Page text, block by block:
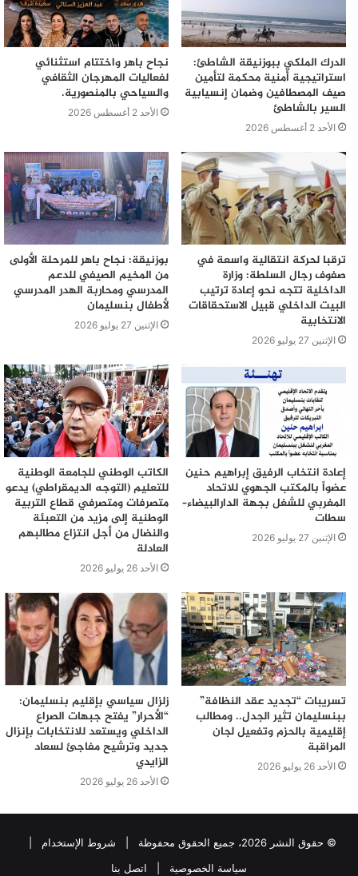
الدرك الملكي ببوزنيقة الشاطئ:
استراتيجية أمنية محكمة لتأمين
صيف المصطافين وضمان إنسيابية
السير بالشاطئ
الأحد 2 أغسطس 2026
نجاح باهر واختتام استثنائي
لفعاليات المهرجان الثقافي
والسياحي بالمنصورية.
الأحد 2 أغسطس 2026
ترقبا لحركة انتقالية واسعة في
صفوف رجال السلطة: وزارة
الداخلية تتجه نحو إعادة ترتيب
البيت الداخلي قبيل الاستحقاقات
الانتخابية
الإثنين 27 يوليو 2026
بوزنيقة: نجاح باهر للمرحلة الأولى
من المخيم الصيفي للدعم
المدرسي ومحاربة الهدر المدرسي
لأطفال بنسليمان
الإثنين 27 يوليو 2026
إعادة انتخاب الرفيق إبراهيم حنين
عضواً بالمكتب الجهوي للاتحاد
المغربي للشغل بجهة الدارالبيضاء–
سطات
الإثنين 27 يوليو 2026
الكاتب الوطني للجامعة الوطنية
للتعليم (التوجه الديمقراطي) يدعو
متصرفات ومتصرفي قطاع التربية
الوطنية إلى مزيد من التعبئة
والنضال من أجل انتزاع مطالبهم
العادلة
الأحد 26 يوليو 2026
تسريبات “تجديد عقد النظافة”
ببنسليمان تثير الجدل.. ومطالب
إقليمية بالحزم وتفعيل لجان
المراقبة
الأحد 26 يوليو 2026
زلزال سياسي بإقليم بنسليمان:
“الأحرار” يفتح جبهات الصراع
الداخلي ويستعد للانتخابات بإنزال
جديد وترشيح مفاجئ لسعاد
الزايدي
الأحد 26 يوليو 2026
© حقوق النشر 2026، جميع الحقوق محفوظة | شروط الإستخدام
سياسة الخصوصية
اتصل بنا